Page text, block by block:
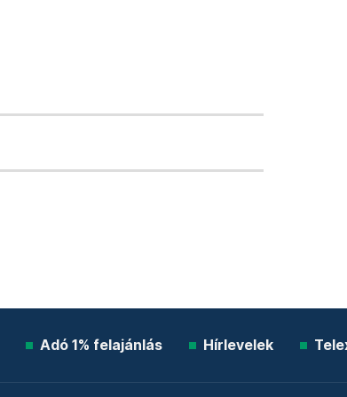
Adó 1% felajánlás Hírlevelek